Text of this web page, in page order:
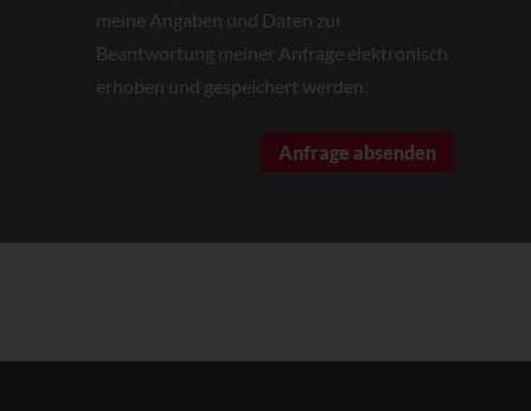
meine Angaben und Daten zur
Beantwortung meiner Anfrage elektronisch
erhoben und gespeichert werden.